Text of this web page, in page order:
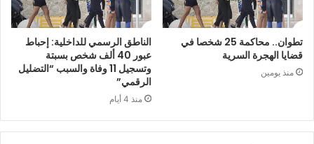
تطوان.. محاكمة 25 شخصا في
قضايا الهجرة السرية
منذ يومين
الناطق الرسمي للداخلية: إحباط
عبور 40 ألف شخص بسبتة
وتسجيل 11 وفاة والسبب “التضليل
الرقمي”
منذ 4 أيام